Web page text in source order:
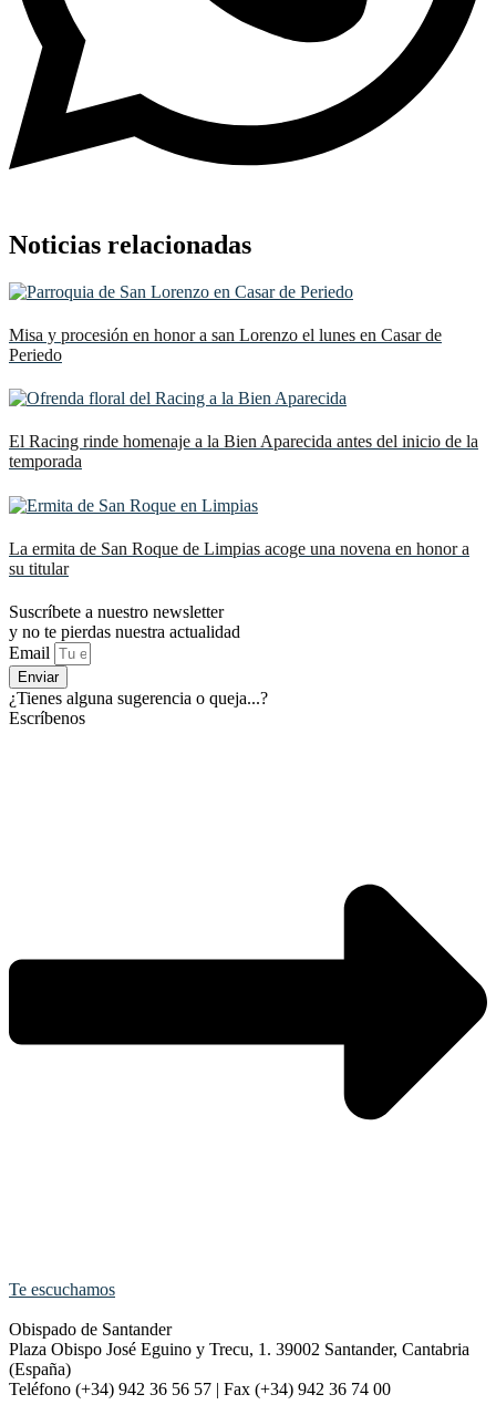
Noticias relacionadas
Misa y procesión en honor a san Lorenzo el lunes en Casar de
Periedo
El Racing rinde homenaje a la Bien Aparecida antes del inicio de la
temporada
La ermita de San Roque de Limpias acoge una novena en honor a
su titular
Suscríbete a nuestro newsletter
y no te pierdas nuestra actualidad
Email
Enviar
¿Tienes alguna sugerencia o queja...?
Escríbenos
Te escuchamos
Obispado de Santander
Plaza Obispo José Eguino y Trecu, 1. 39002 Santander, Cantabria
(España)
Teléfono (+34) 942 36 56 57 | Fax (+34) 942 36 74 00